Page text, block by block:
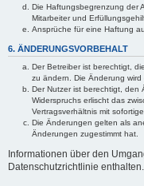
Die Haftungsbegrenzung der
Mitarbeiter und
Ansprüche für eine Haftung
6. ÄNDERUNGSVORBEHALT
Der Betreiber ist berechtigt,
zu ändern. Die Änderung wird
Der Nutzer ist berechtigt, den
Widerspruchs erlischt das
Vertragsverhältnis mit
Die Änderungen gelten als
Änderungen zugestimmt hat.
Informationen über den
Datenschutzrichtlinie enthalten.